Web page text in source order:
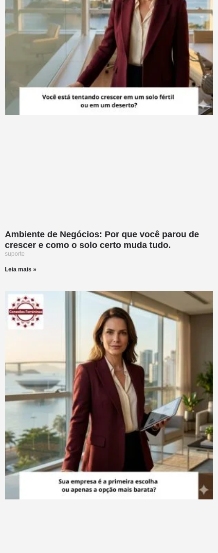
Ambiente de Negócios: Por que você parou de
crescer e como o solo certo muda tudo.
suporte
Leia mais »